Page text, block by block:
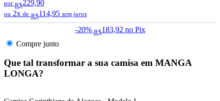
por R$229,90
ou 2x de R$114,95 sem juros
-20% R$183,92 no Pix
Compre junto
Que tal transformar a sua camisa em MANGA
LONGA?